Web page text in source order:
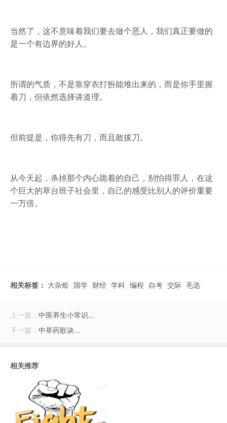
当然了，这不意味着我们要去做个恶人，我们真正要做的
是一个有边界的好人。
所谓的气质，不是靠穿衣打扮能堆出来的，而是你手里握
着刀，但依然选择讲道理。
但前提是，你得先有刀，而且敢拔刀。
从今天起，杀掉那个内心跪着的自己，别怕得罪人，在这
个巨大的草台班子社会里，自己的感受比别人的评价重要
一万倍。
相关标签： 大杂烩 国学 财经 学科 编程 自考 交际 毛选
上一篇： 中医养生小常识...
下一篇： 中草药歌诀...
相关推荐